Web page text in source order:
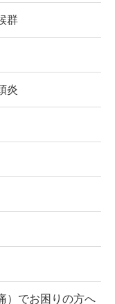
群
炎
）でお困りの方へ